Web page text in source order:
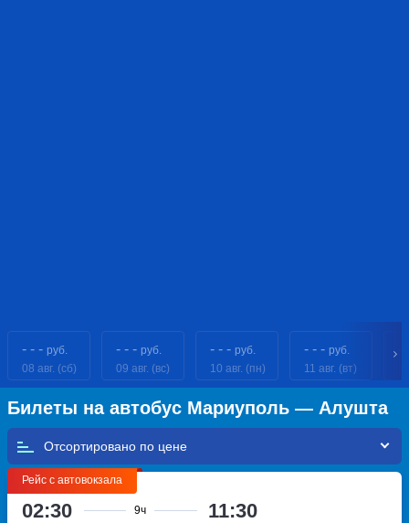
- - - руб.
08 авг. (сб)
- - - руб.
09 авг. (вс)
- - - руб.
10 авг. (пн)
- - - руб.
11 авг. (вт)
Билеты на автобус Мариуполь — Алушта
Отсортировано по
Рейс с автовокзала
02:30 9ч 11:30